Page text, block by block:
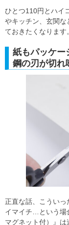
ひとつ110円とハイ
やキッチン、玄関な
ておきたくなります。
紙もパッケー
鋼の刃が切れ
正直な話、こうい
イマイチ…という場
マグネット付）』は